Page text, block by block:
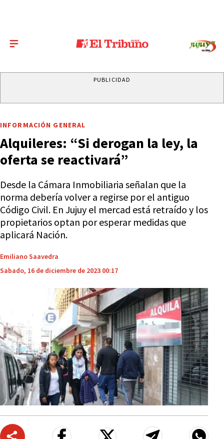
PUBLICIDAD
INFORMACIÓN GENERAL
Alquileres: “Si derogan la ley, la
oferta se reactivará”
Desde la Cámara Inmobiliaria señalan que la
norma debería volver a regirse por el antiguo
Código Civil. En Jujuy el mercad está retraído y los
propietarios optan por esperar medidas que
aplicará Nación.
Emiliano Saavedra
Sabado, 16 de diciembre de 2023 00:17